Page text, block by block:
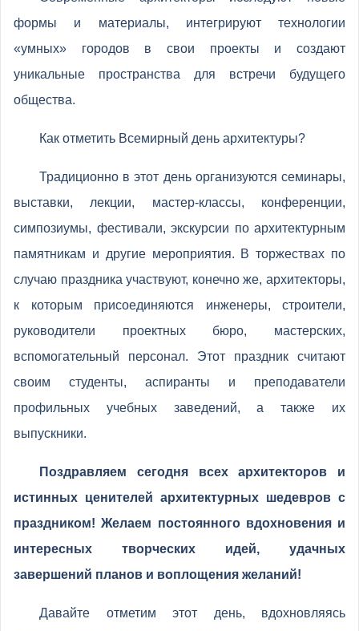
формы и материалы, интегрируют технологии
«умных» городов в свои проекты и создают
уникальные пространства для встречи будущего
общества.
Как отметить Всемирный день архитектуры?
Традиционно в этот день организуются семинары,
выставки, лекции, мастер-классы, конференции,
симпозиумы, фестивали, экскурсии по архитектурным
памятникам и другие мероприятия. В торжествах по
случаю праздника участвуют, конечно же, архитекторы,
к которым присоединяются инженеры, строители,
руководители проектных бюро, мастерских,
вспомогательный персонал. Этот праздник считают
своим студенты, аспиранты и преподаватели
профильных учебных заведений, а также их
выпускники.
Поздравляем сегодня всех архитекторов и
истинных ценителей архитектурных шедевров с
праздником! Желаем постоянного вдохновения и
интересных творческих идей, удачных
завершений планов и воплощения желаний!
Давайте отметим этот день, вдохновляясь